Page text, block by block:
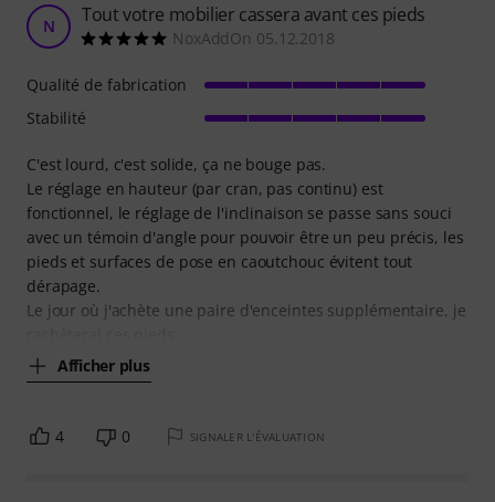
N Tout votre mobilier cassera avant ces pieds
NoxAddOn 05.12.2018
C'est lourd, c'est solide, ça ne bouge pas.
Le réglage en hauteur (par cran, pas continu) est
fonctionnel, le réglage de l'inclinaison se passe sans souci
avec un témoin d'angle pour pouvoir être un peu précis, les
pieds et surfaces de pose en caoutchouc évitent tout
dérapage.
Le jour où j'achète une paire d'enceintes supplémentaire, je
Afficher plus
Qualité de fabrication
Stabilité
4 0 SIGNALER L'ÉVALUATION